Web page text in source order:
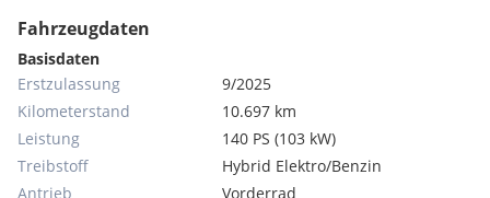
Fahrzeugdaten
Basisdaten
Erstzulassung
9/2025
Kilometerstand
10.697 km
Leistung
140 PS (103 kW)
Treibstoff
Hybrid Elektro/Benzin
Antrieb
Vorderrad